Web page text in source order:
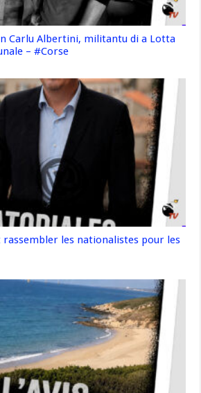
Carlu Albertini, militantu di a Lotta
– #Corse
rassembler les nationalistes pour les